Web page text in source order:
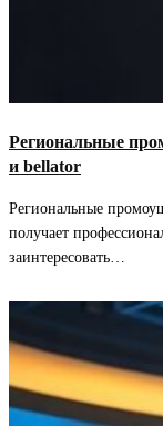
Региональные
и bellator
Региональные
получает
заинтересовать…